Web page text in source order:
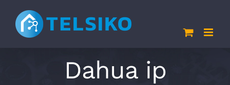
content
Dahua ip